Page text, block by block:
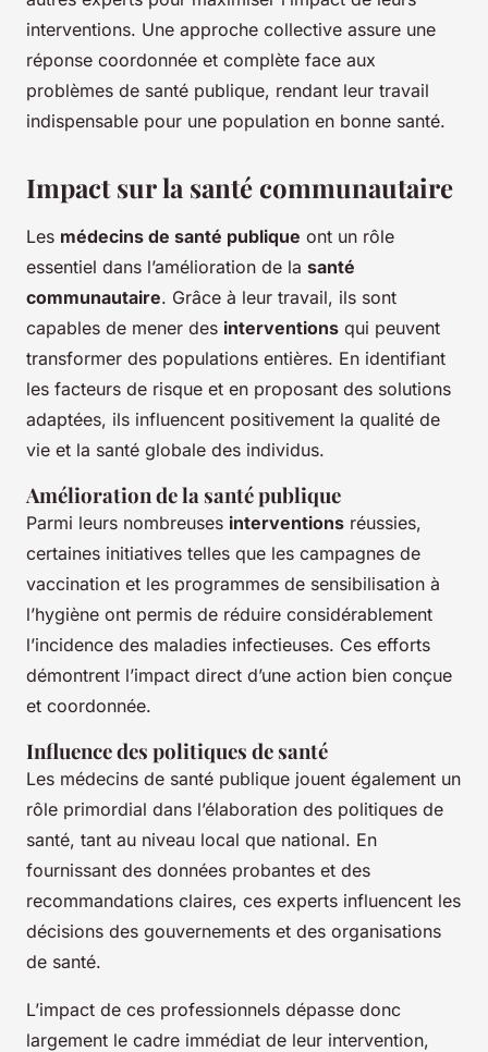
interventions. Une approche collective assure une
réponse coordonnée et complète face aux
problèmes de santé publique, rendant leur travail
indispensable pour une population en bonne santé.
Impact sur la santé communautaire
Les médecins de santé publique ont un rôle
essentiel dans l’amélioration de la santé
communautaire. Grâce à leur travail, ils sont
capables de mener des interventions qui peuvent
transformer des populations entières. En identifiant
les facteurs de risque et en proposant des solutions
adaptées, ils influencent positivement la qualité de
vie et la santé globale des individus.
Amélioration de la santé publique
Parmi leurs nombreuses interventions réussies,
certaines initiatives telles que les campagnes de
vaccination et les programmes de sensibilisation à
l’hygiène ont permis de réduire considérablement
l’incidence des maladies infectieuses. Ces efforts
démontrent l’impact direct d’une action bien conçue
et coordonnée.
Influence des politiques de santé
Les médecins de santé publique jouent également un
rôle primordial dans l’élaboration des politiques de
santé, tant au niveau local que national. En
fournissant des données probantes et des
recommandations claires, ces experts influencent les
décisions des gouvernements et des organisations
de santé.
L’impact de ces professionnels dépasse donc
largement le cadre immédiat de leur intervention,